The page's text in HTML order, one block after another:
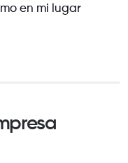
en mi lugar